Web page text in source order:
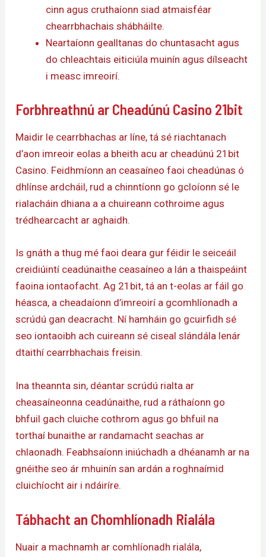
cinn agus cruthaíonn siad atmaisféar
chearrbhachais shábháilte.
Neartaíonn gealltanas do chuntasacht agus
do chleachtais eiticiúla muinín agus dílseacht
i measc imreoirí.
Forbhreathnú ar Cheadúnú Casino 21bit
Maidir le cearrbhachas ar líne, tá sé riachtanach
d’aon imreoir eolas a bheith acu ar cheadúnú 21bit
Casino. Feidhmíonn an ceasaíneo faoi cheadúnas ó
dhlínse ardcháil, rud a chinntíonn go gcloíonn sé le
rialacháin dhiana a a chuireann cothroime agus
trédhearcacht ar aghaidh.
Is gnáth a thug mé faoi deara gur féidir le seiceáil
creidiúintí ceadúnaithe ceasaíneo a lán a thaispeáint
faoina iontaofacht. Ag 21bit, tá an t-eolas ar fáil go
héasca, a cheadaíonn d’imreoirí a gcomhlíonadh a
scrúdú gan deacracht. Ní hamháin go gcuirfidh sé
seo iontaoibh ach cuireann sé ciseal slándála lenár
dtaithí cearrbhachais freisin.
Ina theannta sin, déantar scrúdú rialta ar
cheasaíneonna ceadúnaithe, rud a ráthaíonn go
bhfuil gach cluiche cothrom agus go bhfuil na
torthaí bunaithe ar randamacht seachas ar
chlaonadh. Feabhsaíonn iniúchadh a dhéanamh ar na
gnéithe seo ár mhuinín san ardán a roghnaímid
cluichíocht air i ndáiríre.
Tábhacht an Chomhlíonadh Rialála
Nuair a machnamh ar comhlíonadh rialála,